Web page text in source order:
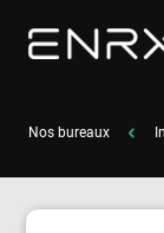
Nos bureaux